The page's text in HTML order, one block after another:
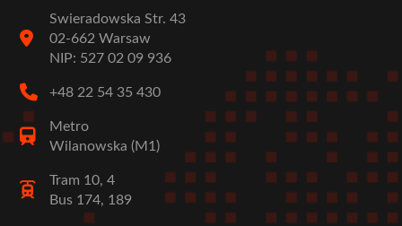
Swieradowska Str. 43
02-662 Warsaw
NIP: 527 02 09 936
+48 22 54 35 430
Metro
Wilanowska (M1)
Tram 10, 4
Bus 174, 189